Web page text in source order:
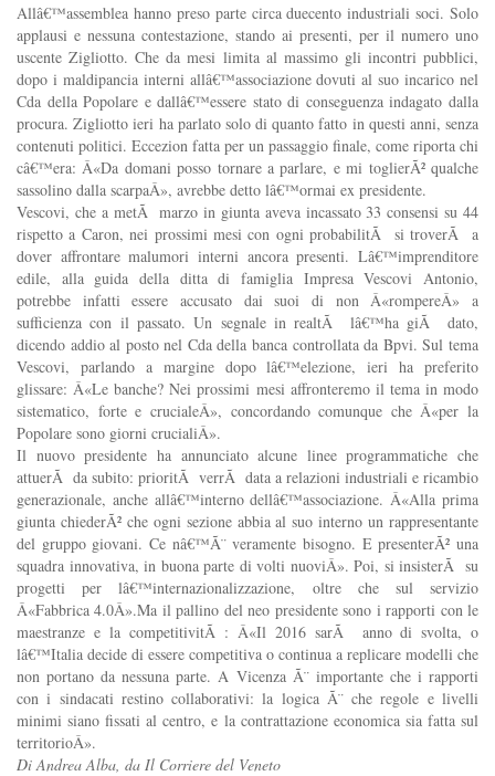
Allâ€™assemblea hanno preso parte circa duecento industriali soci. Solo
applausi e nessuna contestazione, stando ai presenti, per il numero uno
uscente Zigliotto. Che da mesi limita al massimo gli incontri pubblici,
dopo i maldipancia interni allâ€™associazione dovuti al suo incarico nel
Cda della Popolare e dallâ€™essere stato di conseguenza indagato dalla
procura. Zigliotto ieri ha parlato solo di quanto fatto in questi anni, senza
contenuti politici. Eccezion fatta per un passaggio finale, come riporta chi
câ€™era: Â«Da domani posso tornare a parlare, e mi toglierÃ² qualche
sassolino dalla scarpaÂ», avrebbe detto lâ€™ormai ex presidente.
Vescovi, che a metÃ marzo in giunta aveva incassato 33 consensi su 44
rispetto a Caron, nei prossimi mesi con ogni probabilitÃ si troverÃ a
dover affrontare malumori interni ancora presenti. Lâ€™imprenditore
edile, alla guida della ditta di famiglia Impresa Vescovi Antonio,
potrebbe infatti essere accusato dai suoi di non Â«rompereÂ» a
sufficienza con il passato. Un segnale in realtÃ lâ€™ha giÃ dato,
dicendo addio al posto nel Cda della banca controllata da Bpvi. Sul tema
Vescovi, parlando a margine dopo lâ€™elezione, ieri ha preferito
glissare: Â«Le banche? Nei prossimi mesi affronteremo il tema in modo
sistematico, forte e crucialeÂ», concordando comunque che Â«per la
Popolare sono giorni crucialiÂ».
Il nuovo presidente ha annunciato alcune linee programmatiche che
attuerÃ da subito: prioritÃ verrÃ data a relazioni industriali e ricambio
generazionale, anche allâ€™interno dellâ€™associazione. Â«Alla prima
giunta chiederÃ² che ogni sezione abbia al suo interno un rappresentante
del gruppo giovani. Ce nâ€™Ã¨ veramente bisogno. E presenterÃ² una
squadra innovativa, in buona parte di volti nuoviÂ». Poi, si insisterÃ su
progetti per lâ€™internazionalizzazione, oltre che sul servizio
Â«Fabbrica 4.0Â».Ma il pallino del neo presidente sono i rapporti con le
maestranze e la competitivitÃ : Â«Il 2016 sarÃ anno di svolta, o
lâ€™Italia decide di essere competitiva o continua a replicare modelli che
non portano da nessuna parte. A Vicenza Ã¨ importante che i rapporti
con i sindacati restino collaborativi: la logica Ã¨ che regole e livelli
minimi siano fissati al centro, e la contrattazione economica sia fatta sul
territorioÂ».
Di Andrea Alba, da Il Corriere del Veneto